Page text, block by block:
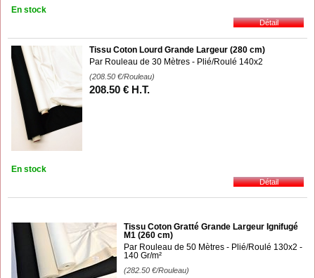
En stock
Tissu Coton Lourd Grande Largeur (280 cm)
Par Rouleau de 30 Mètres - Plié/Roulé 140x2
(208.50 €/Rouleau)
208.50 € H.T.
En stock
Tissu Coton Gratté Grande Largeur Ignifugé
M1 (260 cm)
Par Rouleau de 50 Mètres - Plié/Roulé 130x2 -
140 Gr/m²
(282.50 €/Rouleau)